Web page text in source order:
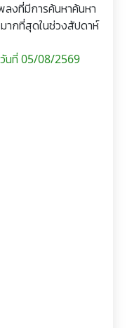
งที่มีการค้นหาค้นหา
ากที่สุดในช่วงสัปดาห์
นที่ 05/08/2569